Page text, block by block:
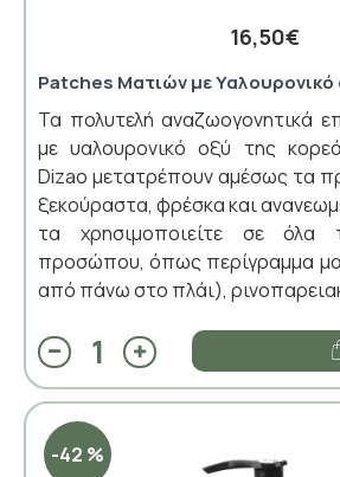
16,50€
Patches Ματιών με Υαλουρονικό
Τα πολυτελή αναζωογονητικά
με υαλουρονικό οξύ της
Dizao μετατρέπουν αμέσως τα
ξεκούραστα, φρέσκα και
τα χρησιμοποιείτε σε όλα
προσώπου, όπως περίγραμμα
από πάνω στο πλάι),
-42 %